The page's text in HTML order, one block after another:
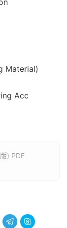
Material)
Acc
) PDF
 